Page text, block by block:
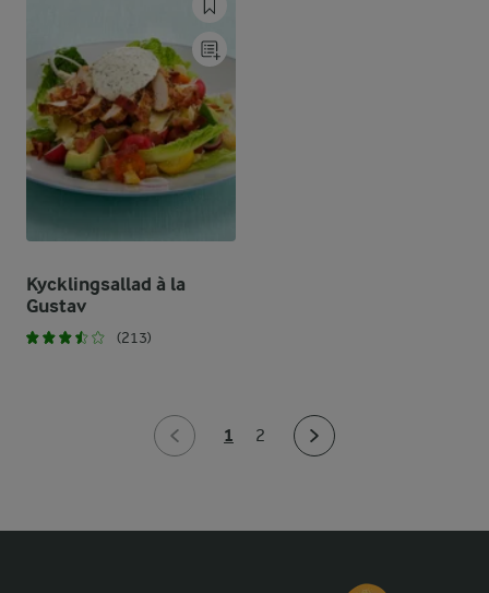
Kycklingsallad à la
Gustav
(213)
1 2